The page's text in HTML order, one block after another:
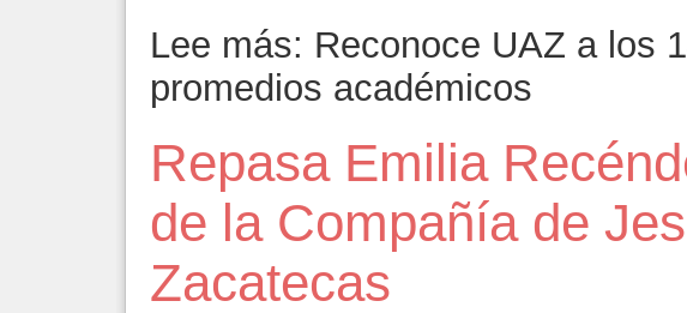
Lee más: Reconoce UAZ a los
promedios académicos
Repasa Emilia
de la Compañía de
Zacatecas